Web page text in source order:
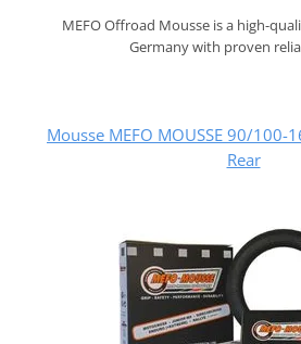
MEFO Offroad Mousse is a high-
Germany with proven
Mousse MEFO MOUSSE 90/100-
Rear